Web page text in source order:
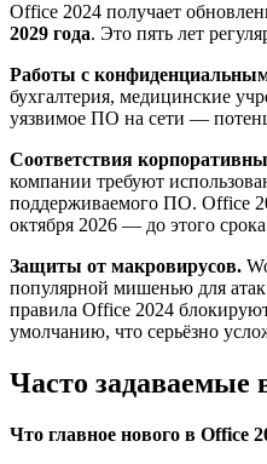
Office 2024 получает
2029 года. Это пять лет
Работы с
бухгалтерия, медицинские
уязвимое ПО на сети —
Соответствия
компании требуют
поддерживаемого ПО. Office
октября 2026 — до этого
Защиты от макровирусов.
популярной мишенью для
правила Office 2024
умолчанию, что серьёзно
Часто задаваемые
Что главное нового в Office